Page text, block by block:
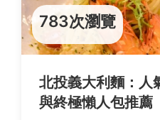
783次瀏覽
北投義大利麵：人
與終極懶人包推薦